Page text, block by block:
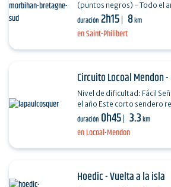
en Saint-Philibert
(puntos negros) - Todo el año Este
llevará por los senderos
duración 2h15 8km
en Locoal-Mendon
Circuito Locoal Mendon
Nivel de dificultad: Fácil Señalización amarilla Todo
el año Este corto sendero
Lapaul y bordea el arroyo
duración 0h45 3.3km
Hoedic - Vuelta a la isla